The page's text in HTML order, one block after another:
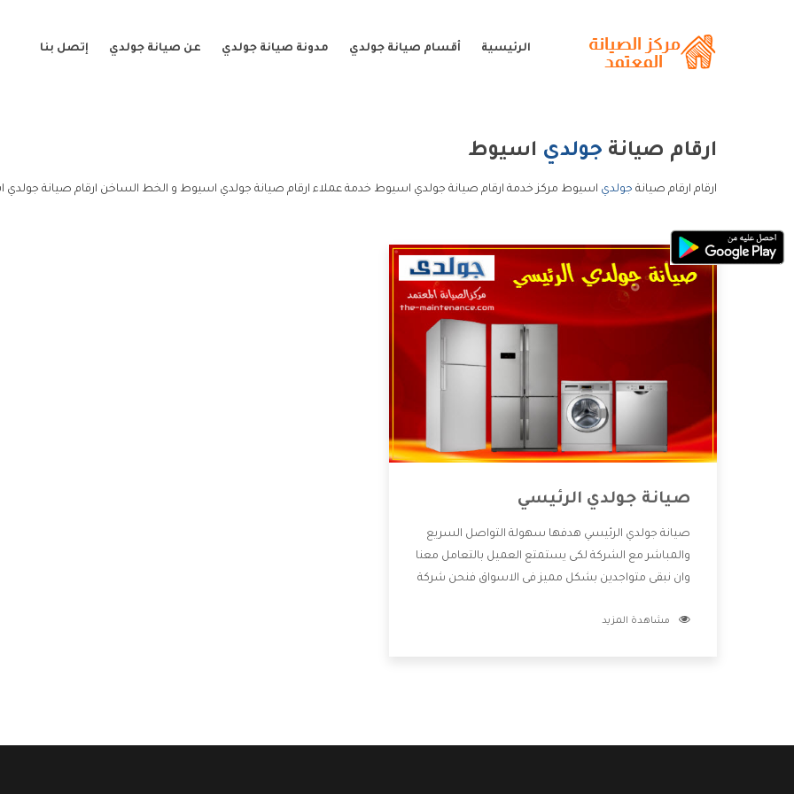
الرئيسية أقسام صيانة جولدي مدونة صيانة جولدي عن صيانة جولدي إتصل بنا
ارقام صيانة جولدي اسيوط
ارقام ارقام صيانة جولدي اسيوط مركز خدمة ارقام صيانة جولدي اسيوط خدمة عملاء ارقام صيانة جولدي اسيوط و الخط الساخن ارقام صيانة
صيانة جولدي الرئيسي
صيانة جولدي الرئيسي هدفها سهولة التواصل السريع
والمباشر مع الشركة لكى يستمتع العميل بالتعامل معنا
وان نبقى متواجدين بشكل مميز فى الاسواق فنحن شركة
بالخدمات التى تنفرد الشركة بها والتى تكون منها خدمة
مشاهدة المزيد